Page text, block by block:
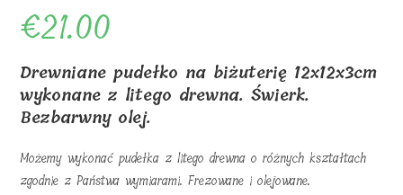
€21.00
Drewniane pudełko na biżuterię 12x12x3cm
wykonane z litego drewna. Świerk.
Bezbarwny olej.
Możemy wykonać pudełka z litego drewna o różnych kształtach
zgodnie z Państwa wymiarami. Frezowane i olejowane.